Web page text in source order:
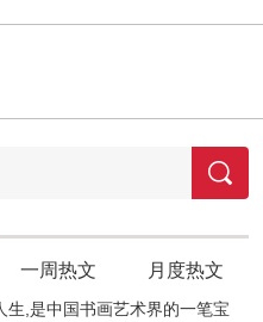
一周热文 月度热文
生,是中国书画艺术界的一笔宝